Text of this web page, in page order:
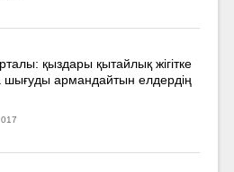
қыздары қытайлық жігітке
шығуды армандайтын елдердің